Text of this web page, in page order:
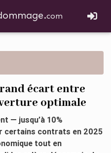
com
écart entre
optimale
— jusqu’à 10%
certains contrats en 2025
tout en